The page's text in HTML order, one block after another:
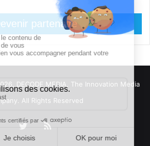
partenaire
DECODE MEDIA, The Innovation Media
All Rights Reserved
TwitterRSS